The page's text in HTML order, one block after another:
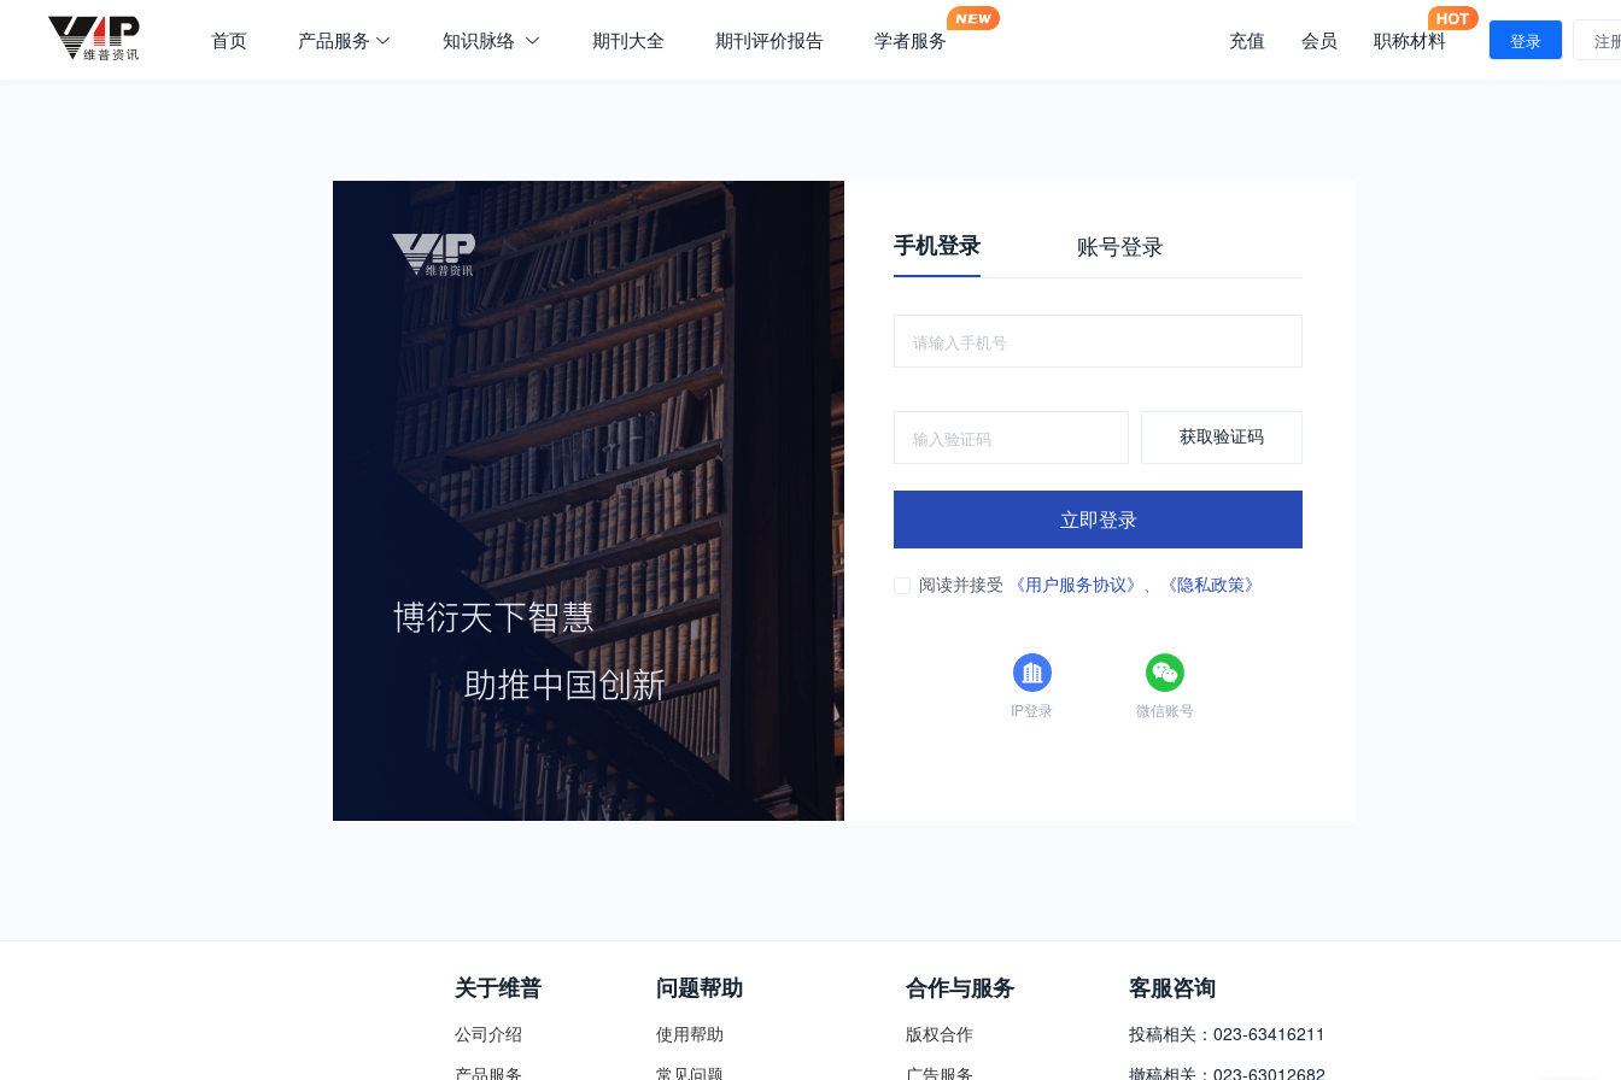
首页 产品服务 知识脉络 期刊大全 期刊评价报告 学者服务 充值 会员 职称材料 登录 注
手机登录 账号登录
获取验证码
立即登录
阅读并接受 《用户服务协议》 、 《隐私政策》
IP登录 微信账号
关于维普
公司介绍
产品服务
问题帮助
使用帮助
常见问题
合作与服务
版权合作
广告服务
客服咨询
投稿相关：023-63416211
撤稿相关：023-63012682